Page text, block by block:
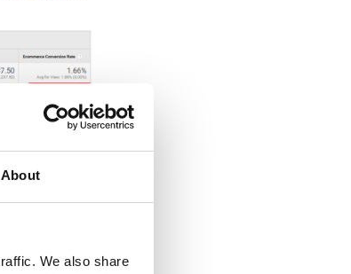
About
We also share